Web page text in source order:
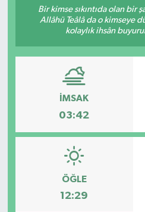
Bir kimse sıkıntıda olan bir
Allâhü Teâlâ da o kimseye
kolaylık ihsân
İMSAK
03:42
ÖĞLE
12:29